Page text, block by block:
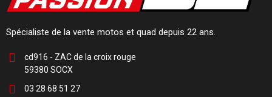
Spécialiste de la vente motos et quad depuis 22 ans.
cd916 - ZAC de la croix rouge
59380 SOCX
03 28 68 51 27